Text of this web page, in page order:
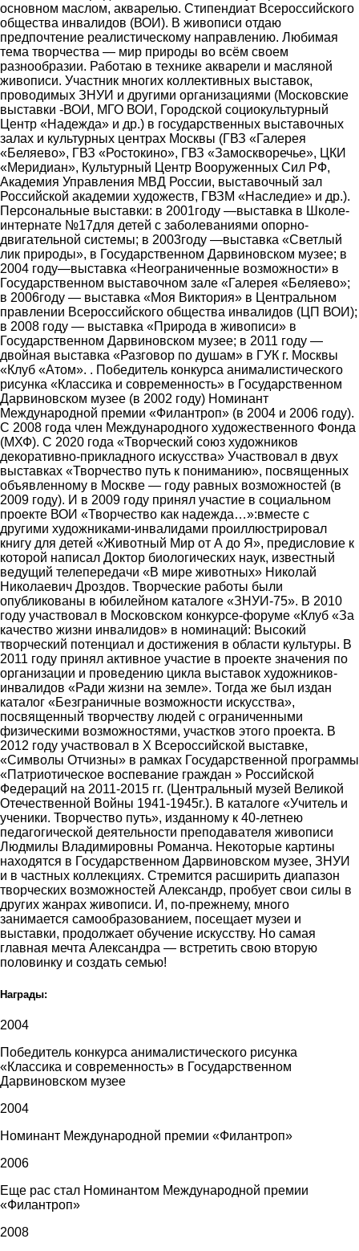
основном маслом, акварелью. Стипендиат Всероссийского
общества инвалидов (ВОИ). В живописи отдаю
предпочтение реалистическому направлению. Любимая
тема творчества ― мир природы во всём своем
разнообразии. Работаю в технике акварели и масляной
живописи. Участник многих коллективных выставок,
проводимых ЗНУИ и другими организациями (Московские
выставки -ВОИ, МГО ВОИ, Городской социокультурный
Центр «Надежда» и др.) в государственных выставочных
залах и культурных центрах Москвы (ГВЗ «Галерея
«Беляево», ГВЗ «Ростокино», ГВЗ «Замоскворечье», ЦКИ
«Меридиан», Культурный Центр Вооруженных Сил РФ,
Академия Управления МВД России, выставочный зал
Российской академии художеств, ГВЗМ «Наследие» и др.).
Персональные выставки: в 2001году ―выставка в Школе-
интернате №17для детей с заболеваниями опорно-
двигательной системы; в 2003году ―выставка «Светлый
лик природы», в Государственном Дарвиновском музее; в
2004 году―выставка «Неограниченные возможности» в
Государственном выставочном зале «Галерея «Беляево»;
в 2006году ― выставка «Моя Виктория» в Центральном
правлении Всероссийского общества инвалидов (ЦП ВОИ);
в 2008 году ― выставка «Природа в живописи» в
Государственном Дарвиновском музее; в 2011 году ―
двойная выставка «Разговор по душам» в ГУК г. Москвы
«Клуб «Атом». . Победитель конкурса анималистического
рисунка «Классика и современность» в Государственном
Дарвиновском музее (в 2002 году) Номинант
Международной премии «Филантроп» (в 2004 и 2006 году).
С 2008 года член Международного художественного Фонда
(МХФ). С 2020 года «Творческий союз художников
декоративно-прикладного искусства» Участвовал в двух
выставках «Творчество путь к пониманию», посвященных
объявленному в Москве ― году равных возможностей (в
2009 году). И в 2009 году принял участие в социальном
проекте ВОИ «Творчество как надежда…»:вместе с
другими художниками-инвалидами проиллюстрировал
книгу для детей «Животный Мир от А до Я», предисловие к
которой написал Доктор биологических наук, известный
ведущий телепередачи «В мире животных» Николай
Николаевич Дроздов. Творческие работы были
опубликованы в юбилейном каталоге «ЗНУИ-75». В 2010
году участвовал в Московском конкурсе-форуме «Клуб «За
качество жизни инвалидов» в номинаций: Высокий
творческий потенциал и достижения в области культуры. В
2011 году принял активное участие в проекте значения по
организации и проведению цикла выставок художников-
инвалидов «Ради жизни на земле». Тогда же был издан
каталог «Безграничные возможности искусства»,
посвященный творчеству людей с ограниченными
физическими возможностями, участков этого проекта. В
2012 году участвовал в Х Всероссийской выставке,
«Символы Отчизны» в рамках Государственной программы
«Патриотическое воспевание граждан » Российской
Федераций на 2011-2015 гг. (Центральный музей Великой
Отечественной Войны 1941-1945г.). В каталоге «Учитель и
ученики. Творчество путь», изданному к 40-летнею
педагогической деятельности преподавателя живописи
Людмилы Владимировны Романча. Некоторые картины
находятся в Государственном Дарвиновском музее, ЗНУИ
и в частных коллекциях. Стремится расширить диапазон
творческих возможностей Александр, пробует свои силы в
других жанрах живописи. И, по-прежнему, много
занимается самообразованием, посещает музеи и
выставки, продолжает обучение искусству. Но самая
главная мечта Александра — встретить свою вторую
половинку и создать семью!
Награды:
2004
Победитель конкурса анималистического рисунка
«Классика и современность» в Государственном
Дарвиновском музее
2004
Номинант Международной премии «Филантроп»
2006
Еще рас стал Номинантом Международной премии
«Филантроп»
2008